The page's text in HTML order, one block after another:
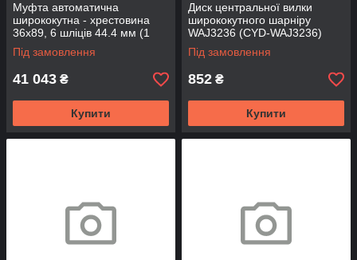
Муфта автоматична
ширококутна - хрестовина
36х89, 6 шліців 44.4 мм (1
3/4”), 2500 Нм (ACWAJ3276-
6A-2500)
Під замовлення
41 043 ₴
Купити
Диск центральної вилки
ширококутного шарніру
WAJ3236 (CYD-WAJ3236)
Під замовлення
852 ₴
Купити